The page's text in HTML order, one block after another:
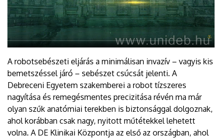
A robotsebészeti eljárás a minimálisan invazív – vagyis kis
bemetszéssel járó – sebészet csúcsát jelenti. A
Debreceni Egyetem szakemberei a robot tízszeres
nagyítása és remegésmentes precizitása révén ma már
olyan szűk anatómiai terekben is biztonsággal dolgoznak,
ahol korábban csak nagy, nyitott műtétekkel lehetett
volna. A DE Klinikai Központja az első az országban, ahol